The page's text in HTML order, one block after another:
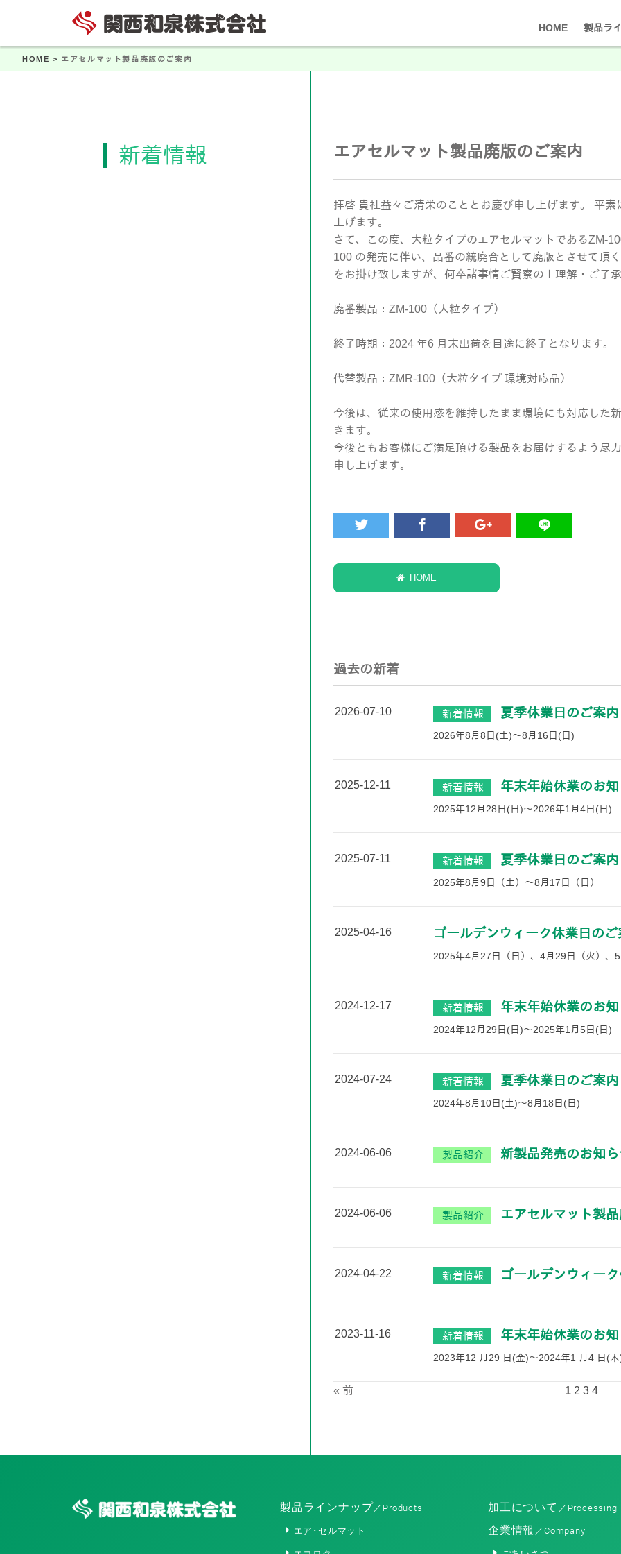
HOME 製品ラ
HOME > エアセルマット製品廃版のご案内
新着情報 エアセルマット製品廃版のご案内
拝啓 貴社益々ご清栄のこととお慶び申し上げます。 平
上げます。
さて、この度、大粒タイプのエアセルマットであるZM-
100 の発売に伴い、品番の統廃合として廃版とさせて頂
をお掛け致しますが、何卒諸事情ご賢察の上理解・ご了
廃番製品：ZM-100（大粒タイプ）
終了時期：2024 年6 月末出荷を目途に終了となります。
代替製品：ZMR-100（大粒タイプ 環境対応品）
今後は、従来の使用感を維持したまま環境にも対応した
きます。
今後ともお客様にご満足頂ける製品をお届けするよう尽
申し上げます。
HOME
過去の新着
2026-07-10 新着情報 夏季休業日のご案内
2026年8月8日(土)～8月16日(日)
2025-12-11 新着情報 年末年始休業のお
2025年12月28日(日)～2026年1月4日(日)
2025-07-11 新着情報 夏季休業日のご案内
2025年8月9日（土）～8月17日（日）
2025-04-16 ゴールデンウィーク休業日のご
2025年4月27日（日）、4月29日（火）、
2024-12-17 新着情報 年末年始休業のお
2024年12月29日(日)～2025年1月5日(日)
2024-07-24 新着情報 夏季休業日のご案内
2024年8月10日(土)～8月18日(日)
2024-06-06 製品紹介 新製品発売のお知
2024-06-06 製品紹介 エアセルマット製
2024-04-22 新着情報 ゴールデンウィー
2023-11-16 新着情報 年末年始休業のお
2023年12 月29 日(金)～2024年1 月4 日(
« 前 1 2 3 4
製品ラインナップ／Products 加工について ／Processing
エア･セルマット 企業情報 ／Company